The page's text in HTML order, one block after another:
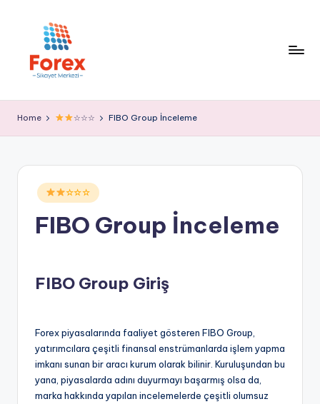
Home ☆☆☆ FIBO Group İnceleme
Posted
in
☆☆☆
FIBO Group İnceleme
FIBO Group Giriş
Forex piyasalarında faaliyet gösteren FIBO Group,
yatırımcılara çeşitli finansal enstrümanlarda işlem yapma
imkanı sunan bir aracı kurum olarak bilinir. Kuruluşundan bu
yana, piyasalarda adını duyurmayı başarmış olsa da,
marka hakkında yapılan incelemelerde çeşitli olumsuz